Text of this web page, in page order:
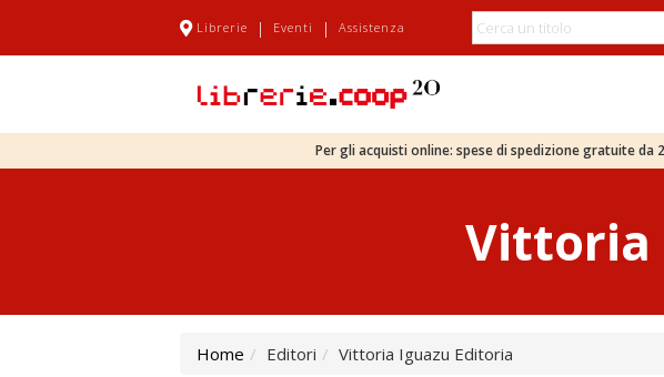
Librerie | Eventi | Assistenza
Per gli acquisti online: spese di spedizione gratuite
Vittoria
Home Editori Vittoria Iguazu Editoria